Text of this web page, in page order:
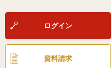
ログイン
資料請求